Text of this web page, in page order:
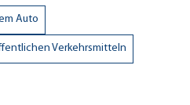
Auto
Verkehrsmitteln